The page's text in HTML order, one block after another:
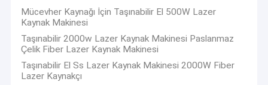
Yüksek Çözünürlüklü Mürekkep Püskürtmeli Yazıcı
Termal Mürekkep Püskürtmeli Yazıcı
Taşınabilir Mürekkep Püskürtmeli Yazıcı
Mücevher Kaynağı İçin Taşınabilir El 500W Lazer
Kaynak Makinesi
Taşınabilir 2000w Lazer Kaynak Makinesi Paslanmaz
Çelik Fiber Lazer Kaynak Makinesi
Taşınabilir El Ss Lazer Kaynak Makinesi 2000W Fiber
Lazer Kaynakçı
CYCJET
ürünün kalitesini ve güvenilirliğini ve şirketin gelecekteki
gelişimini sağlamak için 16 yılı aşkın deneyime ve yüksek
inovasyon ruhuna sahip uzmanlara sahip merkez ofise
güvenmektedir.